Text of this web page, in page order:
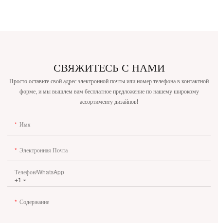
СВЯЖИТЕСЬ С НАМИ
Просто оставьте свой адрес электронной почты или номер телефона в контактной
форме, и мы вышлем вам бесплатное предложение по нашему широкому
ассортименту дизайнов!
Имя
Электронная Почта
+1
Телефон/WhatsApp
Содержание